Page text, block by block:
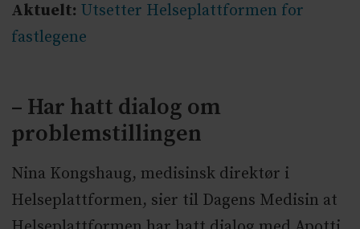
Aktuelt: Utsetter Helseplattformen for
fastlegene
– Har hatt dialog om
problemstillingen
Nina Kongshaug, medisinsk direktør i
Helseplattformen, sier til Dagens Medisin at